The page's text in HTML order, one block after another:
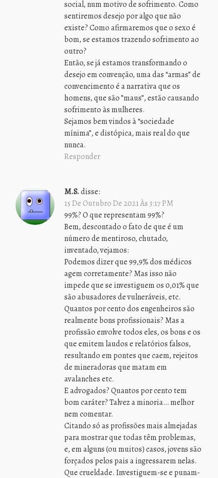
social, num motivo de sofrimento. Como
sentiremos desejo por algo que não
existe? Como afirmaremos que o sexo é
bom, se estamos trazendo sofrimento ao
outro?
Então, se já estamos transformando o
desejo em convenção, uma das “armas” de
convencimento é a narrativa que os
homens, que são ”maus”, estão causando
sofrimento às mulheres.
Sejamos bem vindos à “sociedade
mínima”, e distópica, mais real do que
nunca.
Responder
M.S.disse:
15 De Outubro De 2021 Às 3:17 PM
99%? O que representam 99%?
Bem, descontado o fato de que é um
número de mentiroso, chutado,
inventado, vejamos:
Podemos dizer que 99,9% dos médicos
agem corretamente? Mas isso não
impede que se investiguem os 0,01% que
são abusadores de vulneráveis, etc.
Quantos por cento dos engenheiros são
realmente bons profissionais? Mas a
profissão envolve todos eles, os bons e os
que emitem laudos e relatórios falsos,
resultando em pontes que caem, rejeitos
de mineradoras que matam em
avalanches etc.
E advogados? Quantos por cento tem
bom caráter? Talvez a minoria… melhor
nem comentar.
Citando só as profissões mais almejadas
para mostrar que todas têm problemas,
e, em alguns (ou muitos) casos, jovens são
forçados pelos pais a ingressarem nelas.
Que crueldade. Investiguem-se e punam-